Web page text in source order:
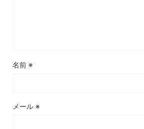
名前 ※
メール ※